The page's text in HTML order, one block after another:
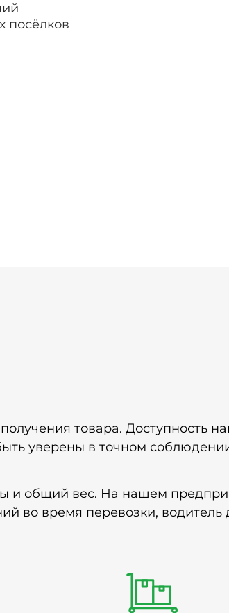
посёлков
товара. Доступность
уверены в точном
и общий вес. На нашем
во время перевозки,